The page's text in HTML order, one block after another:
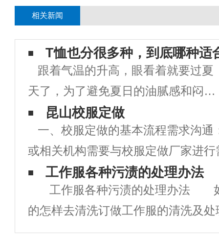
相关新闻
T恤也分很多种，到底哪种适
跟着气温的升高，眼看着就要过夏
天了，为了避免夏日的油腻感和闷
热，清凉个性的T恤衫天然是少不了
的。 街头穿的T恤衫已经烂大街
了，假如不换点新花腔怎么能够在人
群中脱颖而出呢?当然要选择新奇的
款式，来点大
昆山校服定做
一、校服定做的基本流程需求沟通
或相关机构需要与校服定做厂家进
明确校服的款式、颜色、尺寸、数量
求。设计打样：根据需求，校服厂
打样，提供校服的设计稿和样品供学
工作服各种污渍的处理办法
工作服各种污渍的处理办法
的怎样去清洗订做工作服的清洗及处
话，在上班生活中是很麻烦的。下